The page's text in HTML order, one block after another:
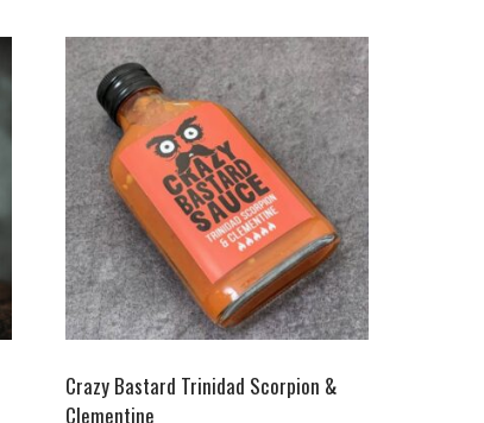
Crazy Bastard Trinidad Scorpion &
Clementine